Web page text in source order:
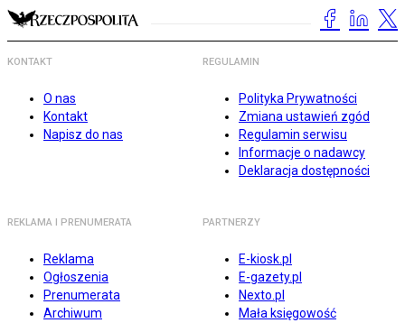
KONTAKT
O nas
Kontakt
Napisz do nas
REGULAMIN
Polityka Prywatności
Zmiana ustawień zgód
Regulamin serwisu
Informacje o nadawcy
Deklaracja dostępności
REKLAMA I PRENUMERATA
Reklama
Ogłoszenia
Prenumerata
Archiwum
PARTNERZY
E-kiosk.pl
E-gazety.pl
Nexto.pl
Mała księgowość